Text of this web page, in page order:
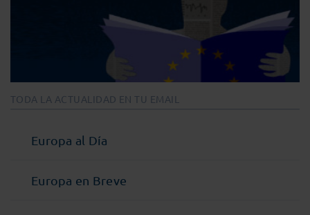
TODA LA ACTUALIDAD EN TU EMAIL
Europa al Día
Europa en Breve